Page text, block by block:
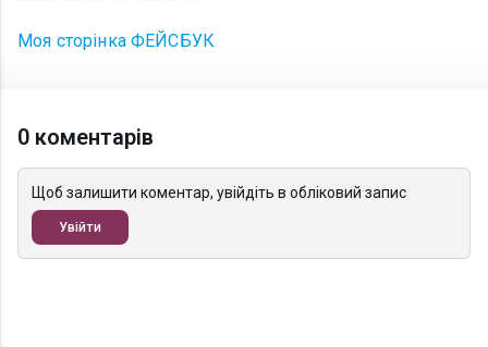
Моя сторінка ФЕЙСБУК
0 коментарів
Щоб залишити коментар, увійдіть в обліковий запис
Увійти